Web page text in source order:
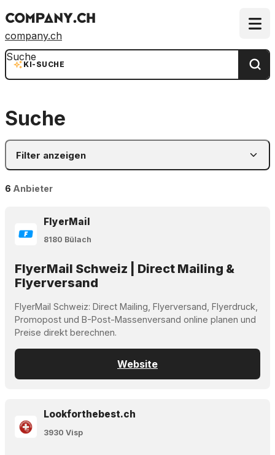
company.ch
KI-SUCHE
Suche
Suche
Filter anzeigen
6 Anbieter
FlyerMail
8180 Bülach
FlyerMail Schweiz | Direct Mailing &
Flyerversand
FlyerMail Schweiz: Direct Mailing, Flyerversand, Flyerdruck,
Promopost und B-Post-Massenversand online planen und
Preise direkt berechnen.
Website
Lookforthebest.ch
3930 Visp